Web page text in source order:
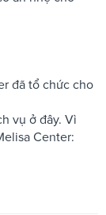
đã tổ chức cho
vụ ở đây. Vì
Center: